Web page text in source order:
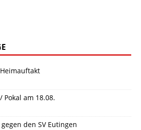
am 18.08.
den SV Eutingen